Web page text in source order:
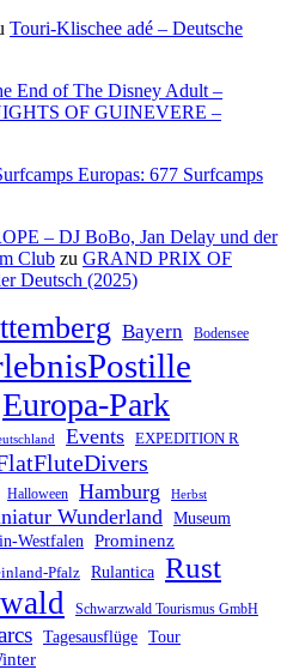
Touri-Klischee adé – Deutsche
End of The Disney Adult –
OF GUINEVERE –
Europas: 677 Surfcamps
– DJ BoBo, Jan Delay und der
Club zu GRAND PRIX OF
Deutsch (2025)
Bayern Bodensee
Europa-Park
Events EXPEDITION R
Halloween Hamburg Herbst
Wunderland Museum
Westfalen
Prominenz
Pfalz Rulantica Rust
Schwarzwald Tourismus GmbH
Tagesausflüge Tour